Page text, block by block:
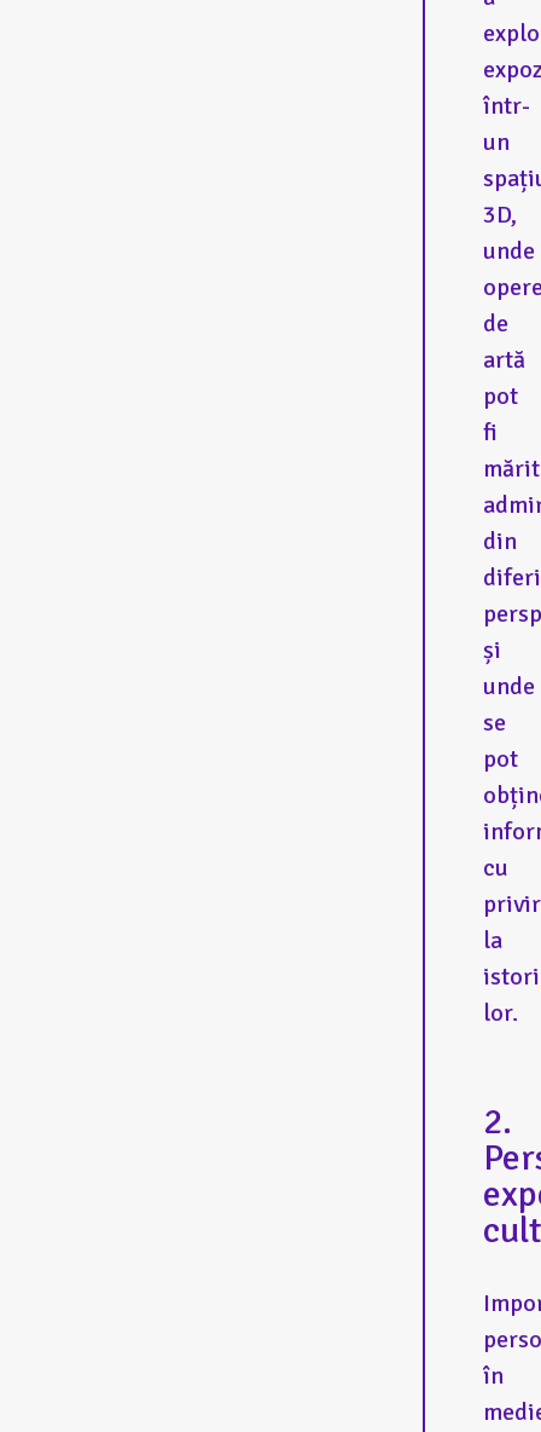
într-
un
3D,
unde
de
artă
pot
fi
din
și
unde
se
pot
cu
la
lor.
2.
în